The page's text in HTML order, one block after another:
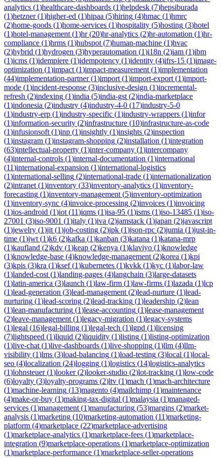
analytics (1)healthcare-dashboards (1)helpdesk (7)hepsiburada
(1)hetzner(1)higher-ed (1)hipaa (5)hiring (4)hmac (1)hmrc
(2)home-goods (1)home-services (1)hospitality (5)hosting (3)hotel
(1)hotel-management (1)hr(20)hr-analytics (2)hr-automation (1)hr-
compliance (1)hrms (1)hubspot (7)human-machine (1)hvac
(2)hybrid (1)hydrogen (3)hyperautomation (1)i18n (2)iam (1)ibm
(1)icms (1)idempiere (1)idempotency (1)identity (4)ifrs-15 (1)image-
optimization (1)impact (1)impact-measurement (1)implementation
(44)implementation-partner(1)import (1)import-export (1)import-
mode (1)incident-response (3)inclusive-design (1)incremental-
refresh (2)indexing (1)india (5)india-gst (2)india-marketplace
(1)indonesia (2)industry (4)industry-4-0 (17)industry-5-0
(1)industry-erp (1)industry-specific (1)industry-wrappers (1)infor
(1)information-security (2)infrastructure (10)infrastructure-as-code
(1)infusionsoft (1)inp (1)insightly (1)insights (2)inspection
(1)instagram (1)instagram-shopping (2)installation (1)integration
(63)intellectual-property (1)inter-company (1)intercompany
(4)internal-controls (1)internal-documentation (1)international
(11)international-expansion (1)international-logistics
(1)international-selling (2)international-trade (1)internationalization
(2)intranet (1)inventory (33)inventory-analytics (1)inventory-
forecasting (1)inventory-management (5)inventory-optimization
(1)inventory-sync (4)invoice-processing (2)invoices (1)invoicing
(1)ios-android (1)iot (11)iqms (1)isa-95 (1)isms (1)iso-13485 (1)iso-
27001 (3)iso-9001 (1)italy (1)iva (2)jamstack (1)japan (2)javascript
(1)jewelry (1)jit (1)job-costing (2)jpk (1)json-rpc (2)jumia (1)just-in-
time (1)jwt (1)k6 (2)kafka (1)kanban (3)katana (1)katana-mrp
(1)kaufland (2)kdv (1)keap (2)kenya (1)klaviyo (1)knowledge
(1)knowledge-base (4)knowledge-management (2)korea (1)kpi
(3)kpis (3)kra (1)ksef(1)kubernetes (1)kvkk (1)kyc (1)labor-law
(1)landed-cost (1)landing-pages (4)langchain (3)large-datasets
(1)latin-america (3)launch (1)law-firm (1)law-firms (1)lazada (1)lcp
(1)lead-generation (3)lead-management (2)lead-nurture (1)lead-
nurturing (1)lead-scoring (2)lead-tracking (1)leadership (2)lean
(1)lean-manufacturing (1)lease-accounting (1)lease-management
(2)leave-management (1)legacy-migration (1)legacy-systems
(1)legal (16)legal-billing (1)legal-tech (1)lgpd (1)licensing
(7)lightspeed (1)liquid (2)liquidity (1)listing (1)listing-optimization
(1)live-chat (1)live-dashboards (1)live-shopping (1)llm (4)llm-
visibility (1)lms (3)load-balancing (1)load-testing (3)local (1)local-
seo (4)localization (24)logging (1)logistics (14)logistics-analytics
(1)lohnsteuer(1)looker(2)looker-studio (2)lot-tracking (1)low-code
(6)loyalty (3)loyalty-programs (2)ltv (1)mach (1)mach-architecture
(1)machine-learning (13)magento (4)mailchimp (1)maintenance
(4)make-or-buy (1)making-tax-digital (1)malaysia (1)managed-
services (1)management (1)manufacturing (53)margins (2)market-
analysis (1)marketing (10)marketing-automation (11)marketing-
platform (4)marketplace (22)marketplace-advertising
(1)marketplace-analytics (1)marketplace-fees (1)marketplace-
integration (9)marketplace-operations (1)marketplace-optimization
(1)marketplace-performance (1)marketplace-seller-operations